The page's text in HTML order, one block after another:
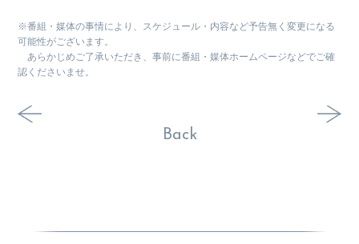
※番組・媒体の事情により、スケジュール・内容など予告無く変更になる
可能性がございます。
あらかじめご了承いただき、事前に番組・媒体ホームページなどでご確
認くださいませ。
Back